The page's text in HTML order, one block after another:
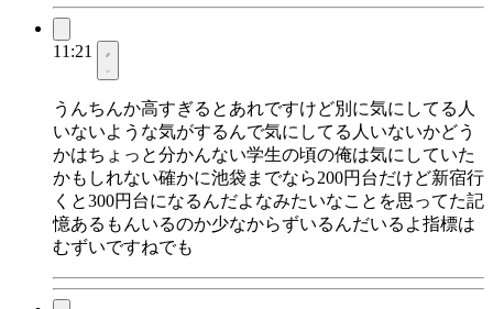
11:21
うんちんか高すぎるとあれですけど別に気にしてる人
いないような気がするんで気にしてる人いないかどう
かはちょっと分かんない学生の頃の俺は気にしていた
かもしれない確かに池袋までなら200円台だけど新宿行
くと300円台になるんだよなみたいなことを思ってた記
憶あるもんいるのか少なからずいるんだいるよ指標は
むずいですねでも